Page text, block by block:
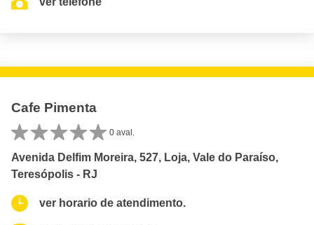
Cafe Pimenta
0 aval.
Avenida Delfim Moreira, 527, Loja, Vale do Paraíso,
Teresópolis - RJ
ver horario de atendimento.